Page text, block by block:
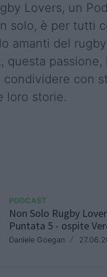
Lovers, un
solo, è per tutti
amanti del
questa passione,
condividere con
loro storie.
PODCAST
Non Solo Rugby
Puntata 5 - ospite
Daniele Goegan /